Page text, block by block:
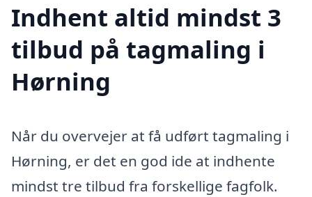
Indhent altid mindst 3
tilbud på tagmaling i
Hørning
Når du overvejer at få udført tagmaling i
Hørning, er det en god ide at indhente
mindst tre tilbud fra forskellige fagfolk.